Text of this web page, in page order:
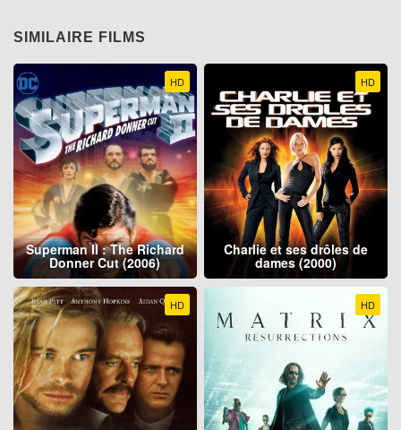
SIMILAIRE FILMS
HD
Superman II : The Richard
Donner Cut (2006)
HD
Charlie et ses drôles de
dames (2000)
HD HD